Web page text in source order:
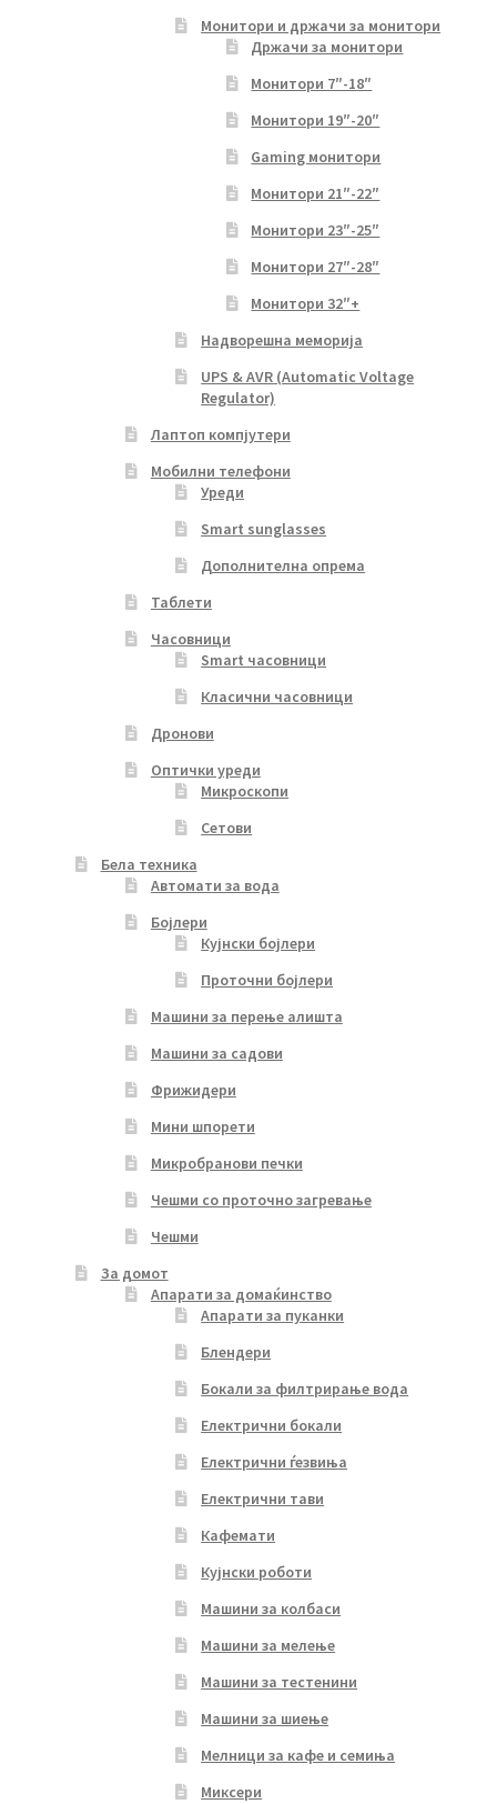
Монитори и држачи за монитори
Држачи за монитори
Монитори 7″-18″
Монитори 19″-20″
Gaming монитори
Монитори 21″-22″
Монитори 23″-25″
Монитори 27″-28″
Монитори 32″+
Надворешна меморија
UPS & AVR (Automatic Voltage
Regulator)
Лаптоп компјутери
Мобилни телефони
Уреди
Smart sunglasses
Дополнителна опрема
Таблети
Часовници
Smart часовници
Класични часовници
Дронови
Оптички уреди
Микроскопи
Сетови
Бела техника
Автомати за вода
Бојлери
Кујнски бојлери
Проточни бојлери
Машини за перење алишта
Машини за садови
Фрижидери
Мини шпорети
Микробранови печки
Чешми со проточно загревање
Чешми
За домот
Апарати за домаќинство
Апарати за пуканки
Блендери
Бокали за филтрирање вода
Електрични бокали
Електрични ѓезвиња
Електрични тави
Кафемати
Кујнски роботи
Машини за колбаси
Машини за мелење
Машини за тестенини
Машини за шиење
Мелници за кафе и семиња
Миксери